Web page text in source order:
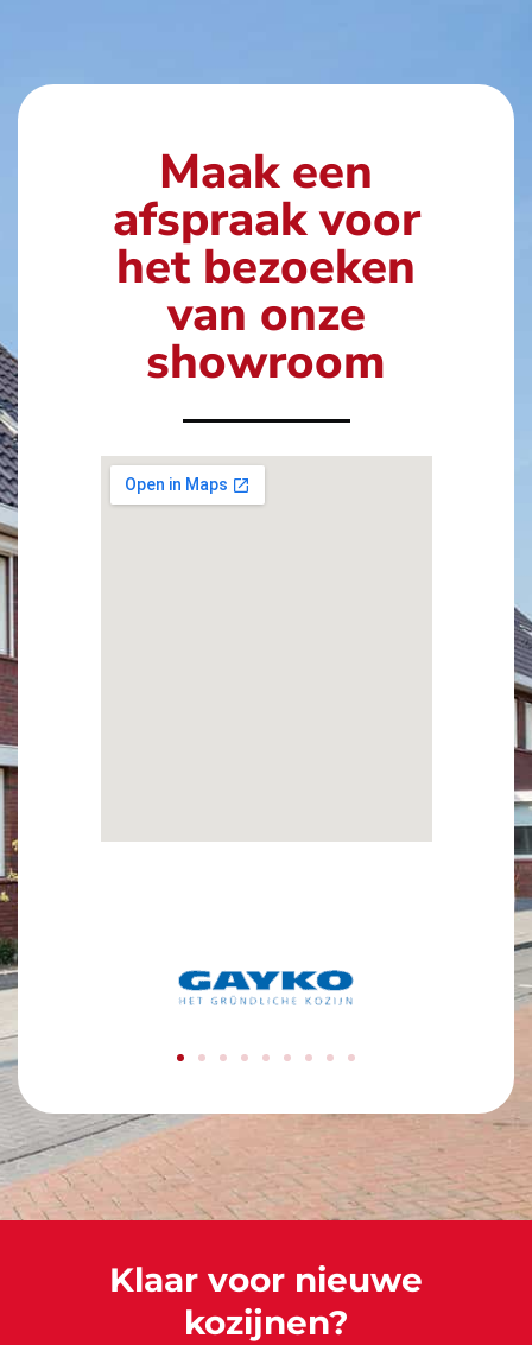
Maak een
afspraak voor
het bezoeken
van onze
showroom
Klaar voor nieuwe
kozijnen?